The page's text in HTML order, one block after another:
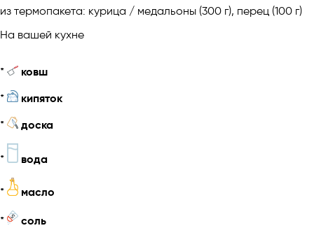
из термопакета: курица / медальоны (300 г), перец (100 г)
На вашей кухне
* ковш
*
кипяток
*
доска
* вода
* масло
* соль